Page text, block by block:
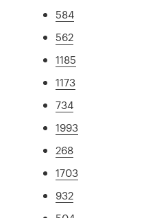
584
562
1185
1173
734
1993
268
1703
932